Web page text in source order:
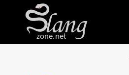
zone.net